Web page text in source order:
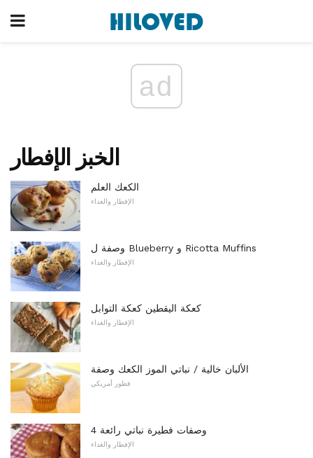
ad
الخبز الإفطار
الكعك العلم
الإفطار والغداء
وصفة ل Blueberry و Ricotta Muffins
الإفطار والغداء
كعكة اليقطين كعكة التوابل
الإفطار والغداء
الألبان خالية / نباتي الموز الكعك وصفة
فطور أمريكي
4 وصفات فطيرة نباتي رائعة
الإفطار والغداء